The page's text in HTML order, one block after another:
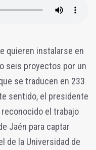
quieren instalarse en
seis proyectos por un
se traducen en 233
sentido, el presidente
el trabajo
Jaén para captar
de la Universidad de